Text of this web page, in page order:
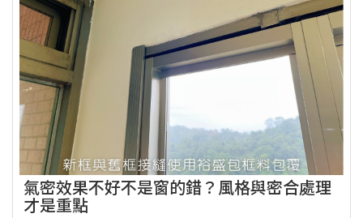
氣密效果不好不是窗的錯？風格與密合處理
才是重點